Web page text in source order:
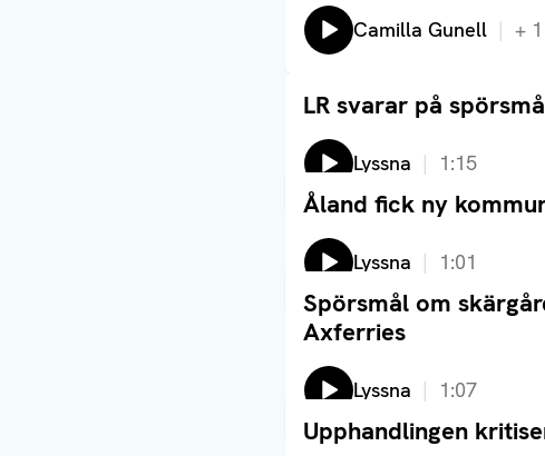
Lyssna på:
Camilla Gunell + 1
LR svarar på
Läs artikel
Lyssna 1:15
Åland fick ny
Läs artikel
Lyssna 1:01
Spörsmål om
Axferries
Läs artikel
Lyssna 1:07
Upphandlingen
Läs artikel